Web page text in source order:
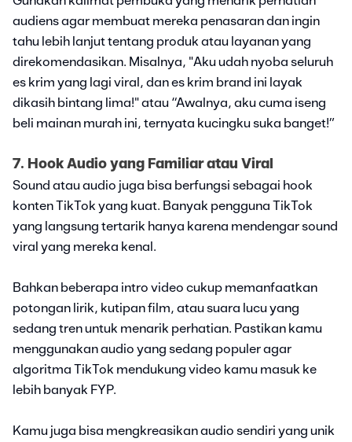
audiens agar membuat mereka penasaran dan ingin
tahu lebih lanjut tentang produk atau layanan yang
direkomendasikan. Misalnya, "Aku udah nyoba seluruh
es krim yang lagi viral, dan es krim brand ini layak
dikasih bintang lima!" atau “Awalnya, aku cuma iseng
beli mainan murah ini, ternyata kucingku suka banget!”
7. Hook Audio yang Familiar atau Viral
Sound atau audio juga bisa berfungsi sebagai hook
konten TikTok yang kuat. Banyak pengguna TikTok
yang langsung tertarik hanya karena mendengar sound
viral yang mereka kenal.
Bahkan beberapa intro video cukup memanfaatkan
potongan lirik, kutipan film, atau suara lucu yang
sedang tren untuk menarik perhatian. Pastikan kamu
menggunakan audio yang sedang populer agar
algoritma TikTok mendukung video kamu masuk ke
lebih banyak FYP.
Kamu juga bisa mengkreasikan audio sendiri yang unik